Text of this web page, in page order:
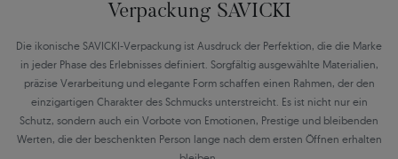
Verpackung SAVICKI
Die ikonische SAVICKI-Verpackung ist Ausdruck der Perfektion, die die Marke
in jeder Phase des Erlebnisses definiert. Sorgfältig ausgewählte Materialien,
präzise Verarbeitung und elegante Form schaffen einen Rahmen, der den
einzigartigen Charakter des Schmucks unterstreicht. Es ist nicht nur ein
Schutz, sondern auch ein Vorbote von Emotionen, Prestige und bleibenden
Werten, die der beschenkten Person lange nach dem ersten Öffnen erhalten